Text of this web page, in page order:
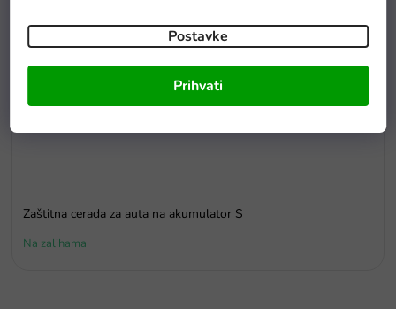
Postavke
Prihvati
Zaštitna cerada za auta na akumulator S
Na zalihama